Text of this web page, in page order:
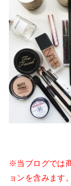
※当ブログでは
ョンを含みます